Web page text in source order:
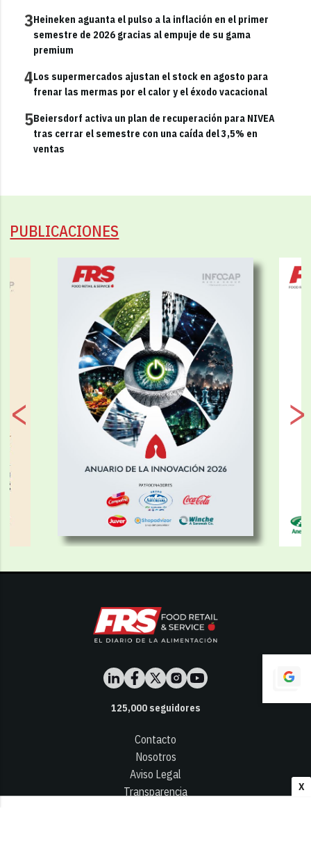
X
3Heineken aguanta el pulso a la inflación en el primer
semestre de 2026 gracias al empuje de su gama
premium
4Los supermercados ajustan el stock en agosto para
frenar las mermas por el calor y el éxodo vacacional
5Beiersdorf activa un plan de recuperación para NIVEA
tras cerrar el semestre con una caída del 3,5% en
ventas
PUBLICACIONES
125,000seguidores
Contacto
Nosotros
Aviso Legal
Transparencia